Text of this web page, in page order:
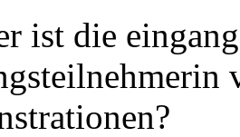
ist die